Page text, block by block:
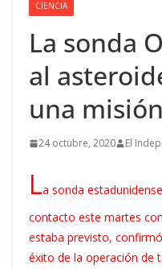
CIENCIA
La sonda
al
una
24 octubre, 2020 El
La sonda estadunidense
contacto este martes
estaba previsto,
éxito de la operación de